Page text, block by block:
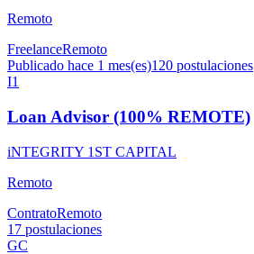
Remoto
FreelanceRemoto
Publicado hace 1 mes(es)120 postulaciones
I1
Loan Advisor (100% REMOTE)
iNTEGRITY 1ST CAPITAL
Remoto
ContratoRemoto
17 postulaciones
GC